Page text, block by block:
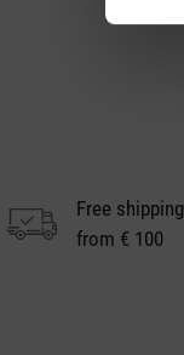
Free shipping
from € 100